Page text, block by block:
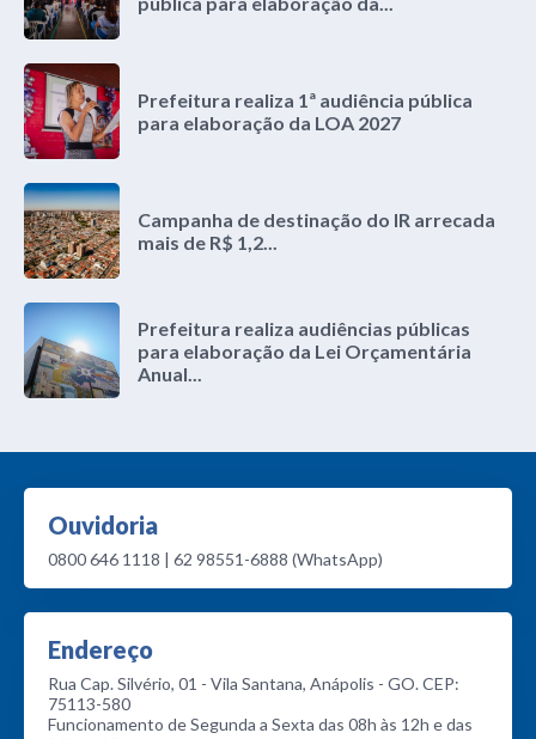
Prefeitura realiza 1ª audiência pública
para elaboração da LOA 2027
Campanha de destinação do IR arrecada
mais de R$ 1,2...
Prefeitura realiza audiências públicas
para elaboração da Lei Orçamentária
Anual...
Ouvidoria
0800 646 1118 | 62 98551-6888 (WhatsApp)
Endereço
Rua Cap. Silvério, 01 - Vila Santana, Anápolis - GO. CEP:
75113-580
Funcionamento de Segunda a Sexta das 08h às 12h e das